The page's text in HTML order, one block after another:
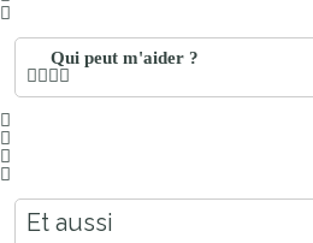
Qui peut m'aider ?
Et aussi